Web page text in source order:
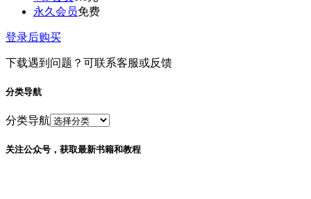
永久会员免费
登录后购买
下载遇到问题？可联系客服或反馈
分类导航
分类导航
关注公众号，获取最新书籍和教程